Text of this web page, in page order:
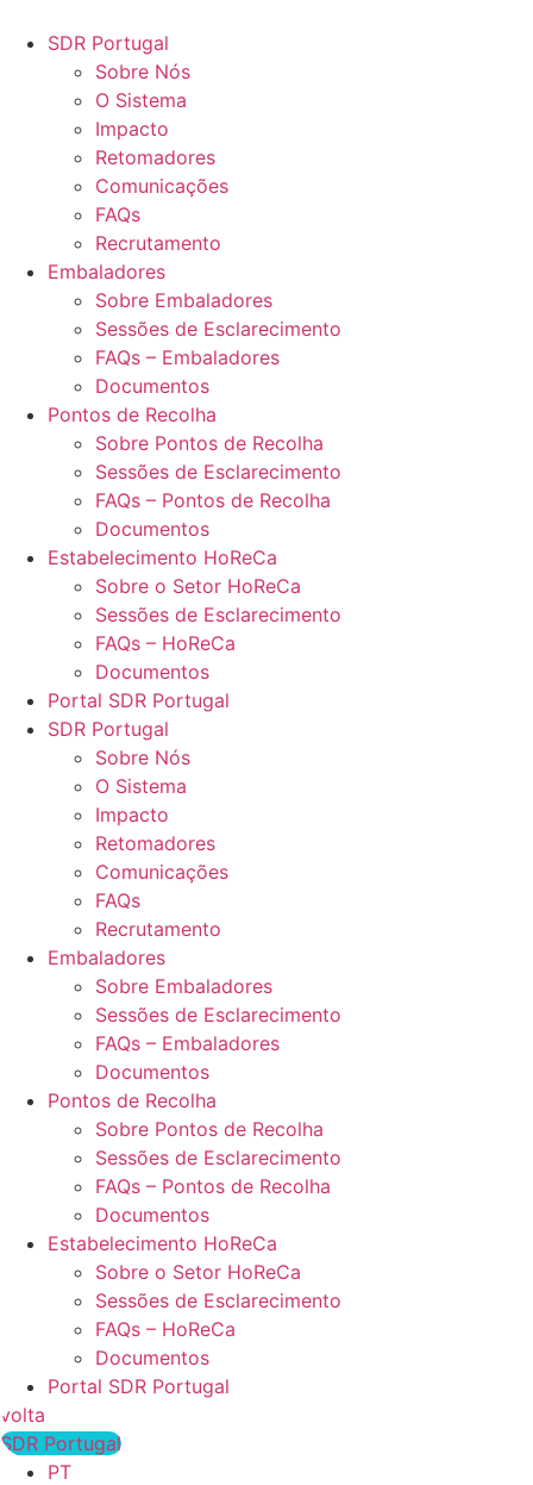
para
conteúdo
SDR Portugal
Sobre Nós
O Sistema
Impacto
Retomadores
Comunicações
FAQs
Recrutamento
Embaladores
Sobre Embaladores
Sessões de Esclarecimento
FAQs – Embaladores
Documentos
Pontos de Recolha
Sobre Pontos de Recolha
Sessões de Esclarecimento
FAQs – Pontos de Recolha
Documentos
Estabelecimento HoReCa
Sobre o Setor HoReCa
Sessões de Esclarecimento
FAQs – HoReCa
Documentos
Portal SDR Portugal
SDR Portugal
Sobre Nós
O Sistema
Impacto
Retomadores
Comunicações
FAQs
Recrutamento
Embaladores
Sobre Embaladores
Sessões de Esclarecimento
FAQs – Embaladores
Documentos
Pontos de Recolha
Sobre Pontos de Recolha
Sessões de Esclarecimento
FAQs – Pontos de Recolha
Documentos
Estabelecimento HoReCa
Sobre o Setor HoReCa
Sessões de Esclarecimento
FAQs – HoReCa
Documentos
Portal SDR Portugal
volta
SDR Portugal
PT